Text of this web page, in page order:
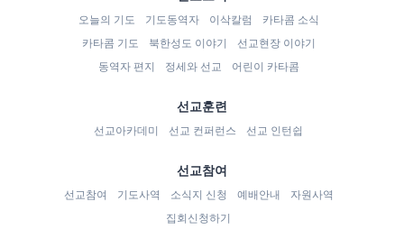
오늘의 기도 기도동역자 이삭칼럼
카타콤 소식
카타콤 기도
북한성도 이야기
선교현장 이야기
동역자 편지
정세와 선교 어린이 카타콤
선교훈련
선교아카데미 선교 컨퍼런스 선교 인턴쉽
선교참여
선교참여 기도사역 소식지 신청 예배안내
자원사역
집회신청하기